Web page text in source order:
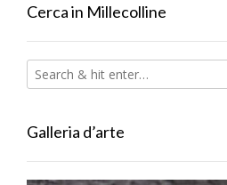
Cerca in Millecolline
Galleria d’arte